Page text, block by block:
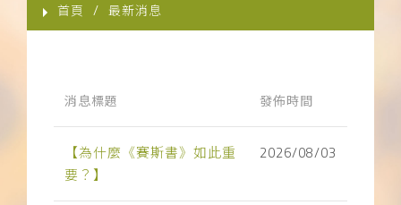
首頁 最新消息
消息標題 發佈時間
【為什麼《賽斯書》如此重
要？】
2026/08/03
實體出版品
關於我們